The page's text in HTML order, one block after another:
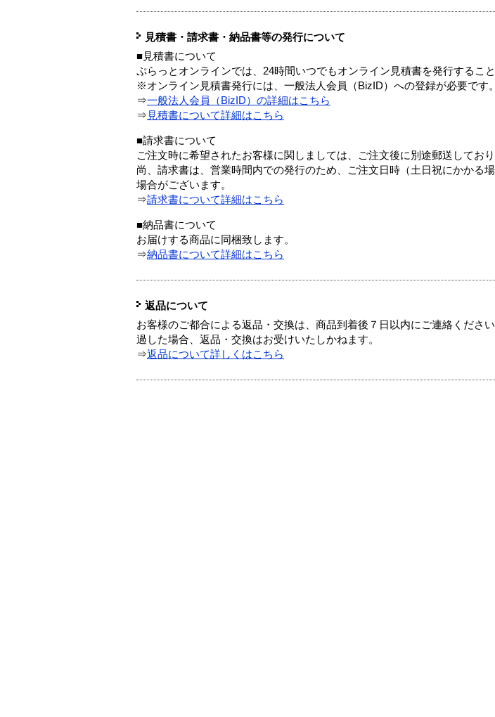
見積書・請求書・納品書等の発行について
■見積書について
ぷらっとオンラインでは、24時間いつでもオンライン見積書を発行すること
※オンライン見積書発行には、一般法人会員（BizID）への登録が必要です。
⇒一般法人会員（BizID）の詳細はこちら
⇒ 見積書について詳細はこちら
■請求書について
ご注文時に希望されたお客様に関しましては、ご注文後に別途郵送しており
尚、請求書は、営業時間内での発行のため、ご注文日時（土日祝にかかる
場合がございます。
⇒請求書について詳細はこちら
■納品書について
お届けする商品に同梱致します。
⇒納品書について詳細はこちら
返品について
お客様のご都合による返品・交換は、商品到着後７日以内にご連絡くださ
過した場合、返品・交換はお受けいたしかねます。
⇒返品について詳しくはこちら